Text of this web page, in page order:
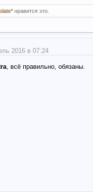
нравится это.
2016 в 07:24
, всё правильно, обязаны.